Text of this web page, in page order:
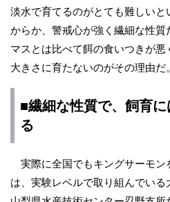
淡水で育てるのがとても難しい
からか、警戒心が強く繊細な性
マスとは比べて餌の食いつきが
大きさに育たないのがその理由だ。
■繊細な性質で、飼育
る
実際に全国でもキングサーモン
は、実験レベルで取り組んでいる